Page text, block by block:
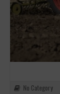
No Category